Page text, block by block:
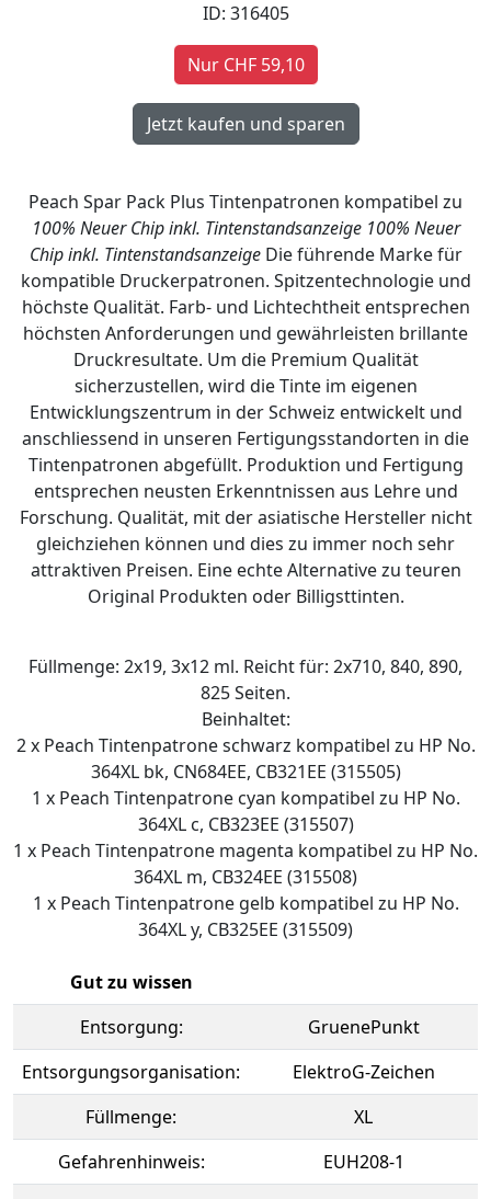
ID: 316405
Nur CHF 59,10
Peach Spar Pack Plus Tintenpatronen kompatibel zu
100% Neuer Chip inkl. Tintenstandsanzeige 100% Neuer
Chip inkl. TintenstandsanzeigeDie führende Marke für
kompatible Druckerpatronen. Spitzentechnologie und
höchste Qualität. Farb- und Lichtechtheit entsprechen
höchsten Anforderungen und gewährleisten brillante
Druckresultate. Um die Premium Qualität
sicherzustellen, wird die Tinte im eigenen
Entwicklungszentrum in der Schweiz entwickelt und
anschliessend in unseren Fertigungsstandorten in die
Tintenpatronen abgefüllt. Produktion und Fertigung
entsprechen neusten Erkenntnissen aus Lehre und
Forschung. Qualität, mit der asiatische Hersteller nicht
gleichziehen können und dies zu immer noch sehr
attraktiven Preisen. Eine echte Alternative zu teuren
Original Produkten oder Billigsttinten.
Füllmenge: 2x19, 3x12 ml. Reicht für: 2x710, 840, 890,
825 Seiten.
Beinhaltet:
2 x Peach Tintenpatrone schwarz kompatibel zu HP No.
364XL bk, CN684EE, CB321EE (315505)
1 x Peach Tintenpatrone cyan kompatibel zu HP No.
364XL c, CB323EE (315507)
1 x Peach Tintenpatrone magenta kompatibel zu HP No.
364XL m, CB324EE (315508)
1 x Peach Tintenpatrone gelb kompatibel zu HP No.
364XL y, CB325EE (315509)
Gut zu wissen
Entsorgung:
GruenePunkt
Entsorgungsorganisation:
ElektroG-Zeichen
Füllmenge:
XL
Gefahrenhinweis:
EUH208-1